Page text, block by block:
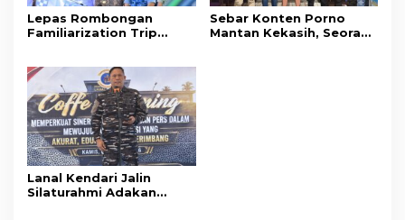
Lepas Rombongan
Familiarization Trip
Gerakkan Ekonomi
Daerah
Sebar Konten Porno
Mantan Kekasih, Seorang
Lanal Kendari Jalin
Silaturahmi Adakan